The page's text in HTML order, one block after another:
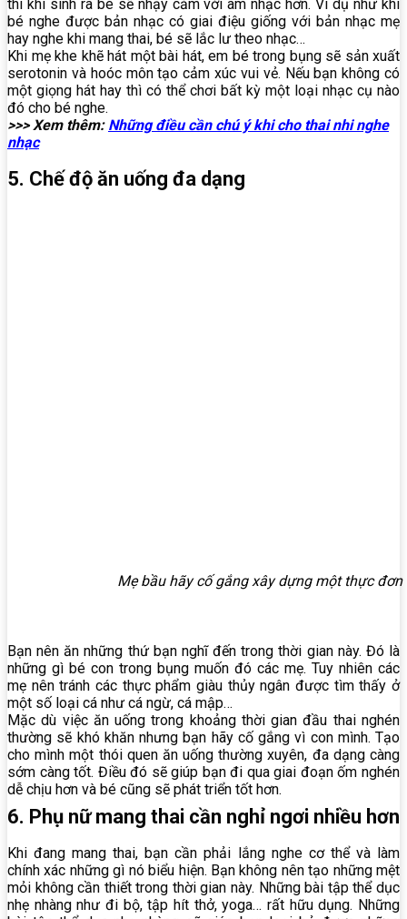
thì khi sinh ra bé sẽ nhạy cảm với âm nhạc hơn. Ví dụ như khi
bé nghe được bản nhạc có giai điệu giống với bản nhạc mẹ
hay nghe khi mang thai, bé sẽ lắc lư theo nhạc…
Khi mẹ khe khẽ hát một bài hát, em bé trong bụng sẽ sản xuất
serotonin và hoóc môn tạo cảm xúc vui vẻ. Nếu bạn không có
một giọng hát hay thì có thể chơi bất kỳ một loại nhạc cụ nào
đó cho bé nghe.
>>> Xem thêm: Những điều cần chú ý khi cho thai nhi nghe
nhạc
5. Chế độ ăn uống đa dạng
Mẹ bầu hãy cố gắng xây dựng một thực
Bạn nên ăn những thứ bạn nghĩ đến trong thời gian này. Đó là
những gì bé con trong bụng muốn đó các mẹ. Tuy nhiên các
mẹ nên tránh các thực phẩm giàu thủy ngân được tìm thấy ở
một số loại cá như cá ngừ, cá mập…
Mặc dù việc ăn uống trong khoảng thời gian đầu thai nghén
thường sẽ khó khăn nhưng bạn hãy cố gắng vì con mình. Tạo
cho mình một thói quen ăn uống thường xuyên, đa dạng càng
sớm càng tốt. Điều đó sẽ giúp bạn đi qua giai đoạn ốm nghén
dễ chịu hơn và bé cũng sẽ phát triển tốt hơn.
6. Phụ nữ mang thai cần nghỉ ngơi nhiều hơn
Khi đang mang thai, bạn cần phải lắng nghe cơ thể và làm
chính xác những gì nó biểu hiện. Bạn không nên tạo những mệt
mỏi không cần thiết trong thời gian này. Những bài tập thể dục
nhẹ nhàng như đi bộ, tập hít thở, yoga… rất hữu dụng. Những